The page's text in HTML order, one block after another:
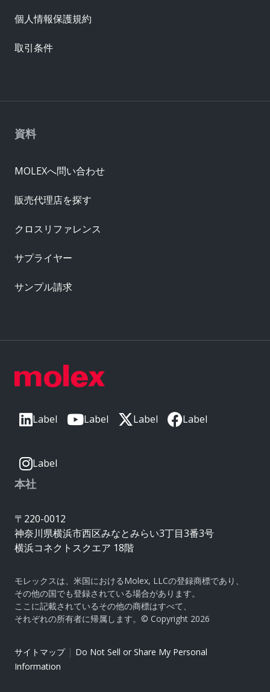
Label Label Label Label
Label
本社
〒220-0012
神奈川県横浜市西区みなとみらい3丁目3番3号
横浜コネクトスクエア 18階
モレックスは、米国におけるMolex, LLCの登録商標であり、
その他の国でも登録されている場合があります。
ここに記載されているその他の商標はすべて、
それぞれの所有者に帰属します。© Copyright 2026
サイトマップ| Do Not Sell or Share My Personal
Information
資料
MOLEXへ問い合わせ
販売代理店を探す
クロスリファレンス
サプライヤー
サンプル請求
個人情報保護規約
取引条件